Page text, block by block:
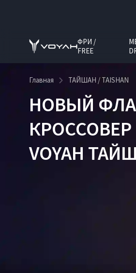
ФРИ /
FREE
Главная ТАЙШАН / TAISHAN
НОВЫЙ
КРОССОВЕР
VOYAH